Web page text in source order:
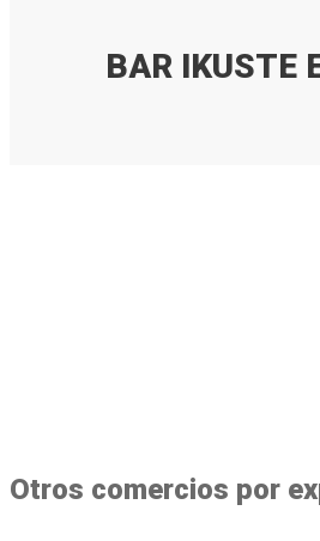
BAR IKUSTE
Otros comercios por